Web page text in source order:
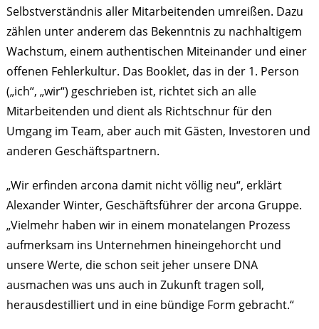
Selbstverständnis aller Mitarbeitenden umreißen. Dazu
zählen unter anderem das Bekenntnis zu nachhaltigem
Wachstum, einem authentischen Miteinander und einer
offenen Fehlerkultur. Das Booklet, das in der 1. Person
(„ich“, „wir“) geschrieben ist, richtet sich an alle
Mitarbeitenden und dient als Richtschnur für den
Umgang im Team, aber auch mit Gästen, Investoren und
anderen Geschäftspartnern.
„Wir erfinden arcona damit nicht völlig neu“, erklärt
Alexander Winter, Geschäftsführer der arcona Gruppe.
„Vielmehr haben wir in einem monatelangen Prozess
aufmerksam ins Unternehmen hineingehorcht und
unsere Werte, die schon seit jeher unsere DNA
ausmachen was uns auch in Zukunft tragen soll,
herausdestilliert und in eine bündige Form gebracht.“